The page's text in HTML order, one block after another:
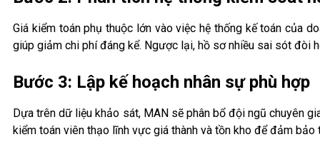
Giá kiểm toán phụ thuộc lớn vào việc hệ thống kế toán của
giúp giảm chi phí đáng kể. Ngược lại, hồ sơ nhiều sai sót đòi
Bước 3: Lập kế hoạch nhân sự phù hợp
Dựa trên dữ liệu khảo sát, MAN sẽ phân bổ đội ngũ chuyên
kiểm toán viên thạo lĩnh vực giá thành và tồn kho để đảm bảo